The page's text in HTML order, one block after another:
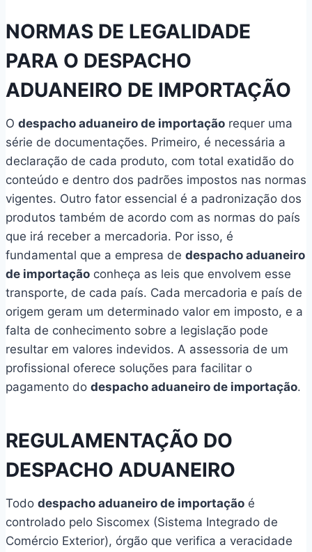
NORMAS DE LEGALIDADE
PARA O DESPACHO
ADUANEIRO DE IMPORTAÇÃO
O despacho aduaneiro de importação requer uma
série de documentações. Primeiro, é necessária a
declaração de cada produto, com total exatidão do
conteúdo e dentro dos padrões impostos nas normas
vigentes. Outro fator essencial é a padronização dos
produtos também de acordo com as normas do país
que irá receber a mercadoria. Por isso, é
fundamental que a empresa de despacho aduaneiro
de importação conheça as leis que envolvem esse
transporte, de cada país. Cada mercadoria e país de
origem geram um determinado valor em imposto, e a
falta de conhecimento sobre a legislação pode
resultar em valores indevidos. A assessoria de um
profissional oferece soluções para facilitar o
pagamento do despacho aduaneiro de importação.
REGULAMENTAÇÃO DO
DESPACHO ADUANEIRO
Todo despacho aduaneiro de importação é
controlado pelo Siscomex (Sistema Integrado de
Comércio Exterior), órgão que verifica a veracidade